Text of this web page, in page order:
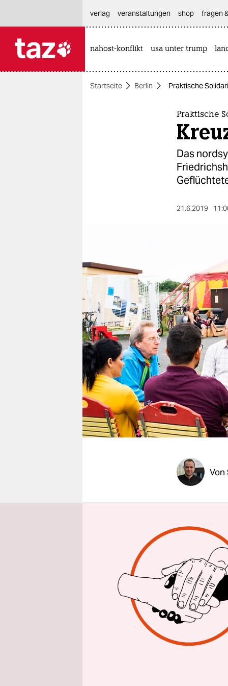
themen
wahrheit
verlag
verlag
veranstaltungen
shop
fragen & hilfe
unterstützen
abo
genossenschaft
verlag
veranstaltungen shop fragen
nahost-konflikt usa unter trump
Startseite Berlin Praktische
Praktische
Das
21.6.2019
Von
Das ist
Stolz in
des
Hemo
Sonntag
was sie